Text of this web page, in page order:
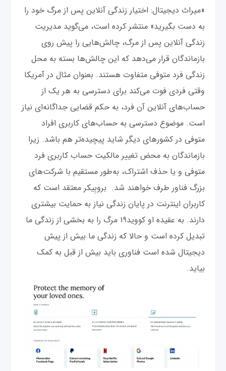
«میراث دیجیتال: اختیار زندگی آنلاین پس از مرگ خود را
به دست بگیرید» منتشر کرده است، می‌گوید مدیریت
زندگی آنلاین پس از مرگ، چالش‌هایی را پیش روی
بازماندگان قرار می‌دهد که این چالش‌ها بسته به محل
زندگی فرد متوفی متفاوت هستند. بعنوان مثال در آمریکا
وقتی فردی فوت می‌کند برای دسترسی به هر یک از
حساب‌های آنلاین آن فرد، به حکم قضایی جداگانه‌ای نیاز
است. موضوع دسترسی به حساب‌های کاربری افراد
متوفی در کشور‌های دیگر شاید پیچیده‌تر هم باشد. زیرا
بازماندگان به محض تغییر مالکیت حساب کاربری فرد
متوفی و یا حذف اشتراک، به‌طور مستقیم با شرکت‌های
بزرگ فناور طرف خواهند شد. بروبِیکر معتقد است که
کاربران اینترنت در پایان زندگی نیاز به حمایت بیشتری
دارند. به عقیده او کووید۱۹ مرگ را به بخشی از زندگی ما
تبدیل کرده است و حالا که زندگی ما بیش از پیش
دیجیتال شده است فناوری باید بیش از قبل به کمک
بیاید.